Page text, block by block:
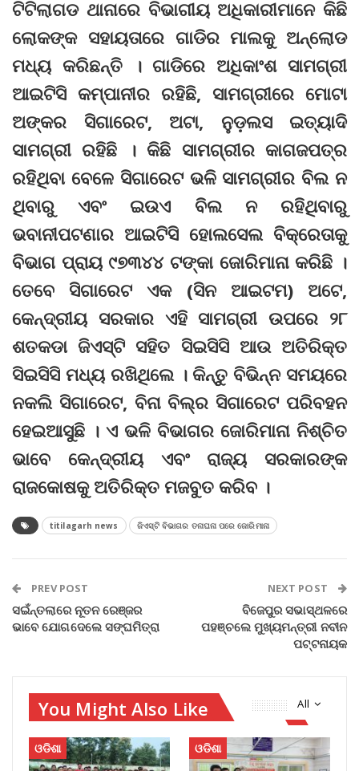
ଟିଟିଲାଗଡ ଥାନାରେ ବିଭାଗୀୟ ଅଧିକାରୀମାନେ କିଛି
ଲୋକଙ୍କ ସହାୟତାରେ ଗାଡିର ମାଲକୁ ଅନ୍‌ଲୋଡ
ମଧ୍ୟ କରିଛନ୍ତି । ଗାଡିରେ ଅଧିକାଂଶ ସାମଗ୍ରୀ
ଆଇଟିସି କମ୍ପାନୀର ରହିଛି, ସାମଗ୍ରୀରେ ମୋଟା
ଅଙ୍କର ସିଗାରେଟ, ଅଟା, ନୁଡ଼ଲସ ଇତ୍ୟାଦି
ସାମଗ୍ରୀ ରହିଛି । କିଛି ସାମଗ୍ରୀର କାଗଜପତ୍ର
ରହିଥିବା ବେଳେ ସିଗାରେଟ ଭଳି ସାମଗ୍ରୀର ବିଲ ନ
ଥିବାରୁ ଏବଂ ଇଉଏ ବିଲ ନ ରହିଥିବାରୁ
ଭବାନୀପଟଣାର ଆଇଟିସି ହୋଲସେଲ ବିକ୍ରେତାକୁ
ବିଭାଗ ପ୍ରାୟ ୯୭୩୪୪ ଟଙ୍କା ଜୋରିମାନା କରିଛି ।
ତେବେ ସିଗାରେଟ ଏକ (ସିନ ଆଇଟମ) ଅଟେ,
କେନ୍ଦ୍ରୀୟ ସରକାର ଏହି ସାମଗ୍ରୀ ଉପରେ ୨୮
ଶତକଡା ଜିଏସ୍‌ଟି ସହିତ ସିଇସିସି ଆଉ ଅତିରିକ୍ତ
ସିଇସିସି ମଧ୍ୟ ରଖିଥିଲେ । କିନ୍ତୁ ବିଭିନ୍ନ ସମୟରେ
ନକଲି ସିଗାରେଟ, ବିନା ବିଲ୍‌ର ସିଗାରେଟ ପରିବହନ
ହେଇଆସୁଛି । ଏ ଭଳି ବିଭାଗର ଜୋରିମାନା ନିଶ୍ଚିତ
ଭାବେ କେନ୍ଦ୍ରୀୟ ଏବଂ ରାଜ୍ୟ ସରକାରଙ୍କ
ରାଜକୋଷକୁ ଅତିରିକ୍ତ ମଜବୁତ କରିବ ।
titilagarh news ଜିଏସ୍‌ଟି ବିଭାଗର ତନାଘନା ପରେ ଜୋରିମାନା
PREV POST
ସଇଁନ୍ତଲାରେ ନୂତନ ରେଞ୍ଜର
ଭାବେ ଯୋଗଦେଲେ ସଙ୍ଘମିତ୍ରା
NEXT POST
ବିଜେପୁର ସଭାସ୍ଥଳରେ
ପହଞ୍ଚଲେ ମୁଖ୍ୟମନ୍ତ୍ରୀ ନବୀନ
ପଟ୍ଟନାୟକ
All
You Might Also Like
ଓଡିଶା ଓଡିଶା